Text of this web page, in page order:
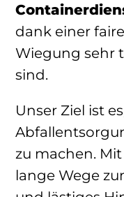
dank einer
Wiegung sehr
sind.
Unser Ziel ist
zu machen.
lange Wege